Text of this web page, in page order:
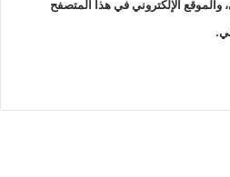
الإلكتروني في هذا المتصفح